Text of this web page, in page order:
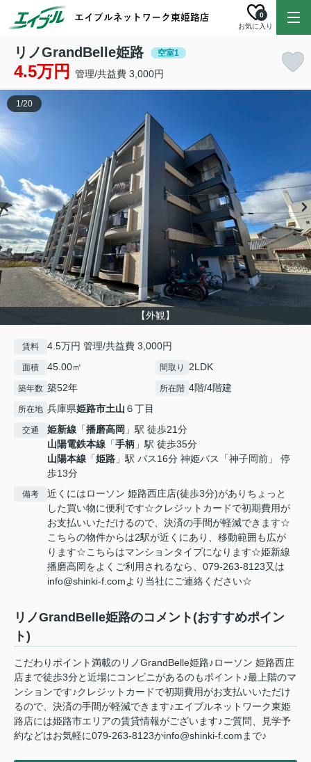
お気に入り
0
リノGrandBelle姫路 空室1
4.5万円 管理/共益費 3,000円
【外観】
1/20
賃料 4.5万円 管理/共益費 3,000円
面積 45.00㎡ 間取り 2LDK
築年数 築52年 所在階 4階/4階建
所在地 兵庫県姫路市土山 ６丁目
交通 姫新線 「播磨高岡 」駅 徒歩21分
山陽電鉄本線 「手柄 」駅 徒歩35分
山陽本線 「姫路 」駅 バス16分 神姫バス「神子岡前」 停
歩13分
備考
近くにはローソン 姫路西庄店(徒歩3分)がありちょっと
した買い物に便利です☆クレジットカードで初期費用が
お支払いいただけるので、決済の手間が軽減できます☆
こちらの物件からは2駅が近くにあり、移動範囲も広が
ります☆こちらはマンションタイプになります☆姫新線
播磨高岡をよくご利用されるなら、079-263-8123又は
info@shinki-f.comより当社にご連絡ください☆
リノGrandBelle姫路のコメント(おすすめポイン
ト)
こだわりポイント満載のリノGrandBelle姫路♪ローソン 姫路西庄
店まで徒歩3分と近場にコンビニがあるのもポイント♪最上階のマ
ンションです♪クレジットカードで初期費用がお支払いいただけ
るので、決済の手間が軽減できます♪エイブルネットワーク東姫
路店には姫路市エリアの賃貸情報がございます♪ご質問、見学予
約などはお気軽に079-263-8123かinfo@shinki-f.comまで♪